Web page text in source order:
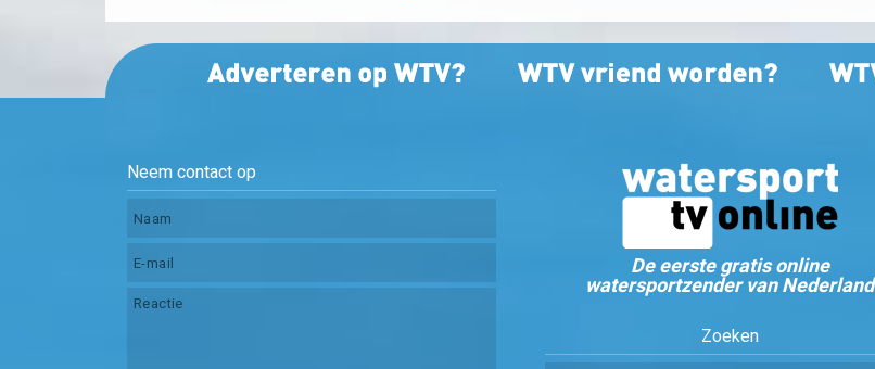
Neem contact op
De eerste gratis online
watersportzender van Nederland
Zoeken